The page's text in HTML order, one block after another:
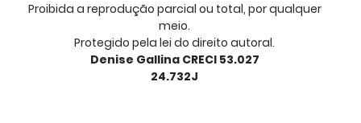
Proibida a reprodução parcial ou total, por qualquer
meio.
Protegido pela lei do direito autoral.
Denise Gallina CRECI 53.027
24.732J